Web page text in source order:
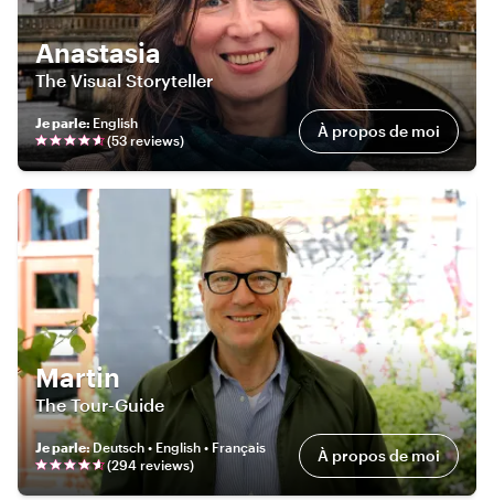
Anastasia
The Visual Storyteller
Je parle: English
(53reviews) À propos de moi
Martin
The Tour-Guide
Je parle:Deutsch • English • Français
(294 reviews) À propos de moi